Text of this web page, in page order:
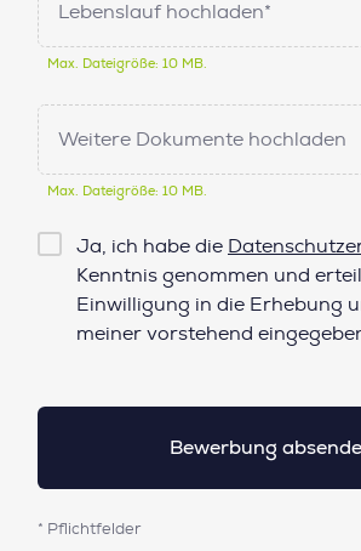
Lebenslauf hochladen*
Max. Dateigröße: 10 MB.
Weitere Dokumente hochladen
Max. Dateigröße: 10 MB.
Checkbox
Datenschutz*
Ja, ich habe die
Kenntnis genommen und
Einwilligung in die Erhebung
meiner vorstehend
* Pflichtfelder